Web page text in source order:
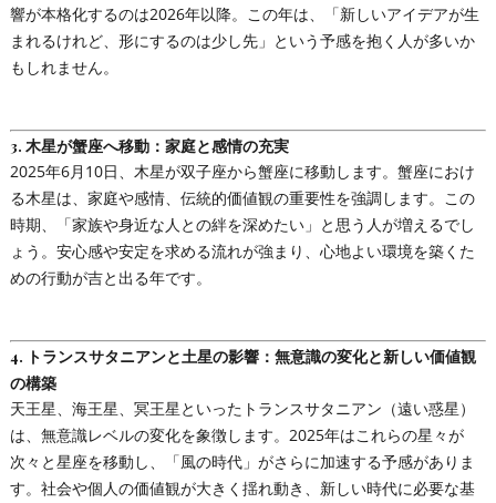
響が本格化するのは2026年以降。この年は、「新しいアイデアが生
まれるけれど、形にするのは少し先」という予感を抱く人が多いか
もしれません。
3. 木星が蟹座へ移動：家庭と感情の充実
2025年6月10日、木星が双子座から蟹座に移動します。蟹座におけ
る木星は、家庭や感情、伝統的価値観の重要性を強調します。この
時期、「家族や身近な人との絆を深めたい」と思う人が増えるでし
ょう。安心感や安定を求める流れが強まり、心地よい環境を築くた
めの行動が吉と出る年です。
4. トランスサタニアンと土星の影響：無意識の変化と新しい価値観
の構築
天王星、海王星、冥王星といったトランスサタニアン（遠い惑星）
は、無意識レベルの変化を象徴します。2025年はこれらの星々が
次々と星座を移動し、「風の時代」がさらに加速する予感がありま
す。社会や個人の価値観が大きく揺れ動き、新しい時代に必要な基